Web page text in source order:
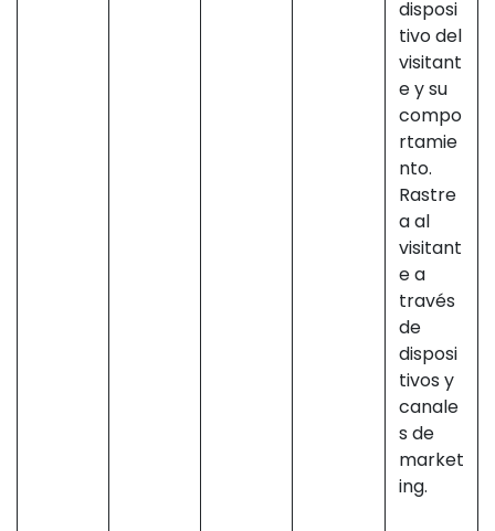
disposi
tivo del
visitant
e y su
compo
rtamie
nto.
Rastre
a al
visitant
e a
través
de
disposi
tivos y
canale
s de
market
ing.